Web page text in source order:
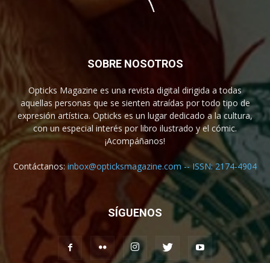
SOBRE NOSOTROS
Opticks Magazine es una revista digital dirigida a todas
aquellas personas que se sienten atraídas por todo tipo de
expresión artística. Opticks es un lugar dedicado a la cultura,
con un especial interés por libro ilustrado y el cómic.
¡Acompáñanos!
Contáctanos:inbox@opticksmagazine.com -- ISSN: 2174-4904
SÍGUENOS